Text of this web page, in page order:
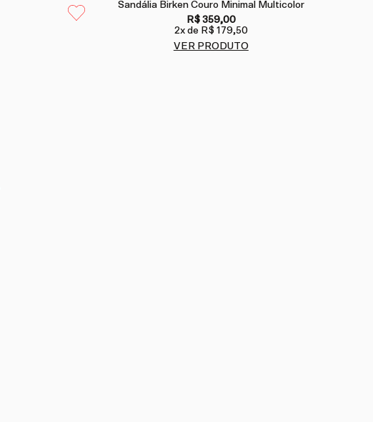
Sandália Birken Couro Minimal Multicolor
R$ 359,00
2x de R$ 179,50
VER PRODUTO